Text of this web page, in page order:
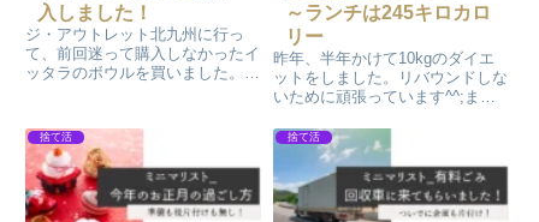
入しました！
ジ・アウトレット北九州に行っ
て、前回迷って購入しなかったイ
ッタラのボウルを買いました。サ
く大満足です。また、自宅で使用
しているコペンハーゲンと同じお
皿を娘にプレゼントしました。
～ランチは245キロカロ
リー
昨年、半年かけて10kgのダイエ
ットをしました。リバウンドしな
いために頑張っています^^;まず
変更を続けています。主には愛犬
atoちゃんとのお散歩。スマート
リングでの睡眠測定。オートミー
ルをお米に置き替えた食生活で
す。
捨て活 捨て活